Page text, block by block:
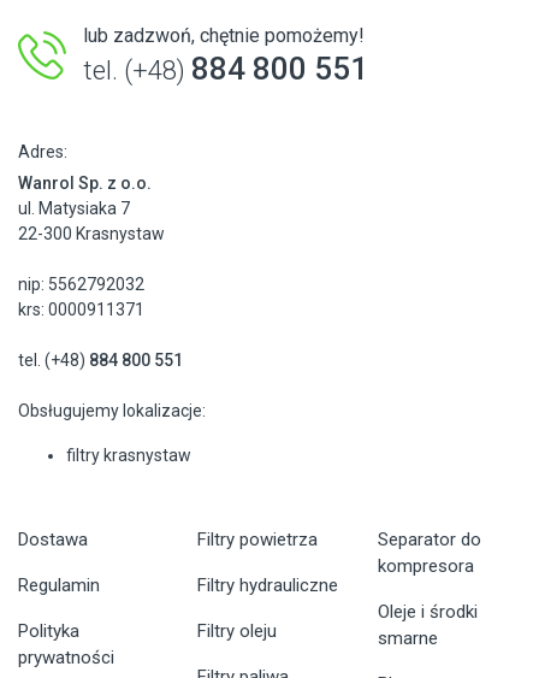
lub zadzwoń, chętnie pomożemy!
tel. (+48) 884 800 551
Adres:
Wanrol Sp. z o.o.
ul. Matysiaka 7
22-300 Krasnystaw
nip: 5562792032
krs: 0000911371
tel. (+48) 884 800 551
Obsługujemy lokalizacje:
filtry krasnystaw
Dostawa
Regulamin
Polityka
prywatności
Filtry powietrza
Filtry hydrauliczne
Filtry oleju
Separator do
kompresora
Oleje i środki
smarne